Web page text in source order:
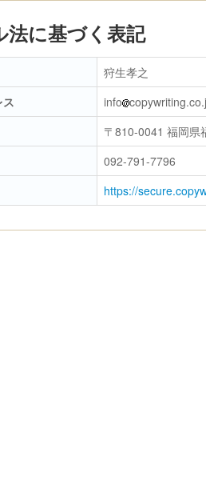
法に基づく表記
狩生孝之
info
〒810-0041 福岡県
092-791-7796
https://